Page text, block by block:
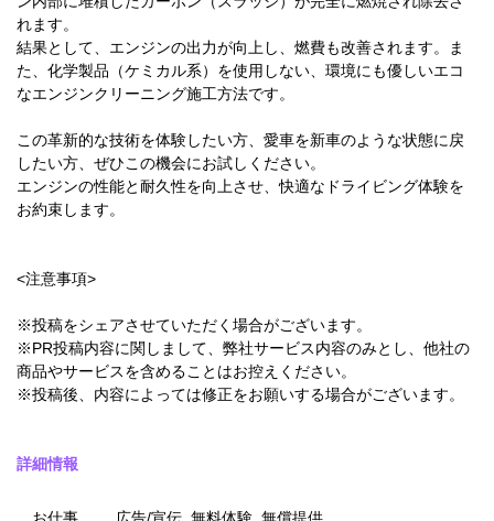
れます。
結果として、エンジンの出力が向上し、燃費も改善されます。ま
た、化学製品（ケミカル系）を使用しない、環境にも優しいエコ
なエンジンクリーニング施工方法です。
この革新的な技術を体験したい方、愛車を新車のような状態に戻
したい方、ぜひこの機会にお試しください。
エンジンの性能と耐久性を向上させ、快適なドライビング体験を
お約束します。
<注意事項>
※投稿をシェアさせていただく場合がございます。
※PR投稿内容に関しまして、弊社サービス内容のみとし、他社の
商品やサービスを含めることはお控えください。
※投稿後、内容によっては修正をお願いする場合がございます。
詳細情報